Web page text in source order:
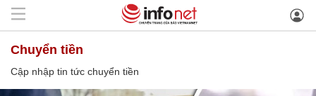
chuyển tiền
Cập nhập tin tức chuyển tiền